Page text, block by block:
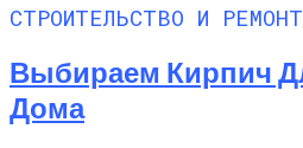
СТРОИТЕЛЬСТВО И РЕМОНТ
Выбираем Кирпич
Дома